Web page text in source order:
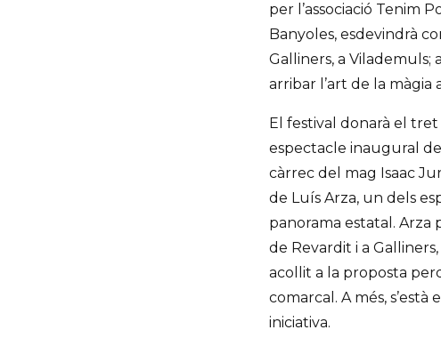
per l’associació Tenim
Banyoles, esdevindrà
Galliners, a Vilademuls;
arribar l’art de la màgia
El festival donarà el
espectacle inaugural de
càrrec del mag Isaac
de Luís Arza, un dels
panorama estatal. Arza
de Revardit i a
acollit a la proposta
comarcal. A més,
iniciativa.